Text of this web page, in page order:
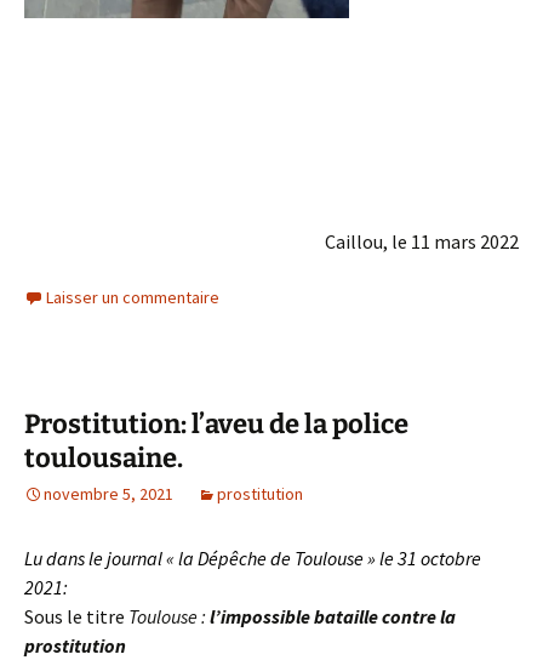
Caillou, le 11 mars 2022
Laisser un commentaire
Prostitution: l’aveu de la police
toulousaine.
novembre 5, 2021 prostitution
Lu dans le journal « la Dépêche de Toulouse » le 31 octobre
2021:
Sous le titre Toulouse : l’impossible bataille contre la
prostitution